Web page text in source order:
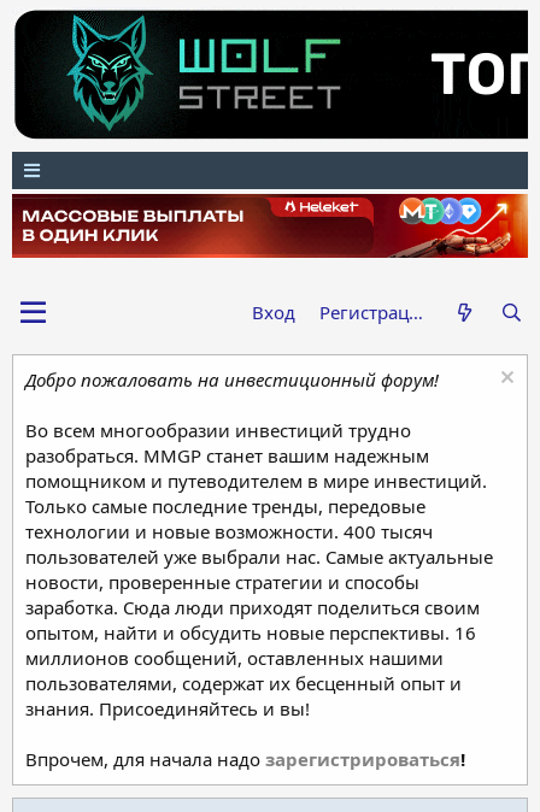
Вход Регистрация
Добро пожаловать на инвестиционный форум!
Во всем многообразии инвестиций трудно
разобраться. MMGP станет вашим надежным
помощником и путеводителем в мире инвестиций.
Только самые последние тренды, передовые
технологии и новые возможности. 400 тысяч
пользователей уже выбрали нас. Самые актуальные
новости, проверенные стратегии и способы
заработка. Сюда люди приходят поделиться своим
опытом, найти и обсудить новые перспективы. 16
миллионов сообщений, оставленных нашими
пользователями, содержат их бесценный опыт и
знания. Присоединяйтесь и вы!
Впрочем, для начала надо зарегистрироваться!